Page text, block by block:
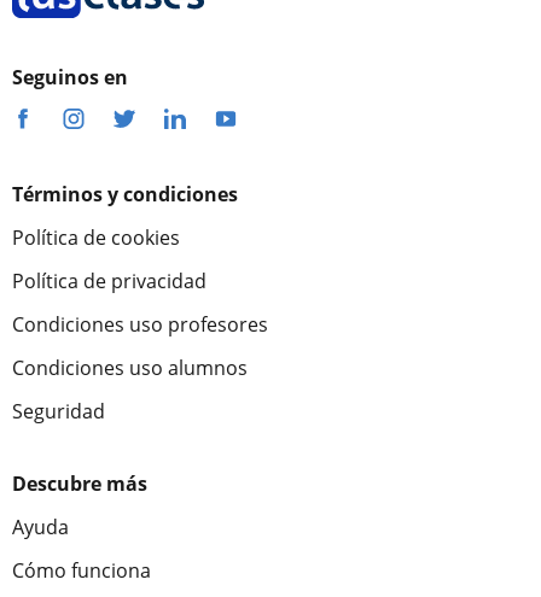
Seguinos en
Términos y condiciones
Política de cookies
Política de privacidad
Condiciones uso profesores
Condiciones uso alumnos
Seguridad
Descubre más
Ayuda
Cómo funciona